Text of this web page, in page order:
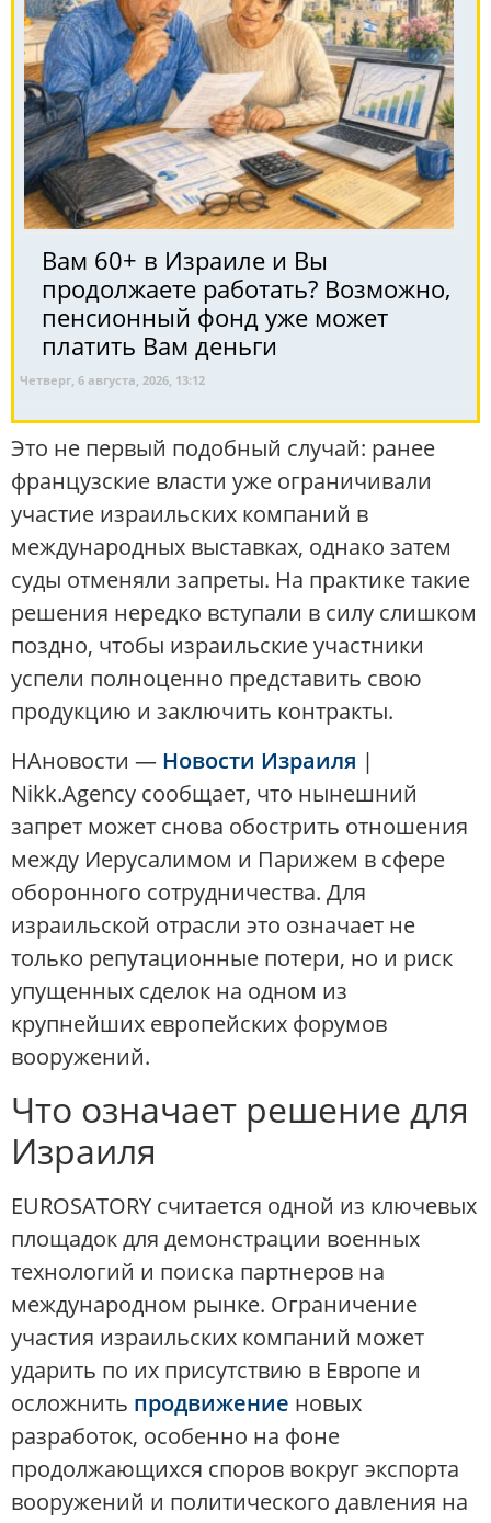
Вам 60+ в Израиле и Вы
продолжаете работать? Возможно,
пенсионный фонд уже может
платить Вам деньги
Четверг, 6 августа, 2026, 13:12
Это не первый подобный случай: ранее
французские власти уже ограничивали
участие израильских компаний в
международных выставках, однако затем
суды отменяли запреты. На практике такие
решения нередко вступали в силу слишком
поздно, чтобы израильские участники
успели полноценно представить свою
продукцию и заключить контракты.
НАновости — Новости Израиля |
Nikk.Agency сообщает, что нынешний
запрет может снова обострить отношения
между Иерусалимом и Парижем в сфере
оборонного сотрудничества. Для
израильской отрасли это означает не
только репутационные потери, но и риск
упущенных сделок на одном из
крупнейших европейских форумов
вооружений.
Что означает решение для
Израиля
EUROSATORY считается одной из ключевых
площадок для демонстрации военных
технологий и поиска партнеров на
международном рынке. Ограничение
участия израильских компаний может
ударить по их присутствию в Европе и
осложнить продвижение новых
разработок, особенно на фоне
продолжающихся споров вокруг экспорта
вооружений и политического давления на